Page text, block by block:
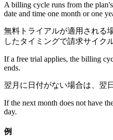
A billing cycle runs from the
date and time one month or one
無料トライアルが適用される
したタイミングで請求サイク
If a free trial applies, the billing
ends.
翌月に日付がない場合は、翌
If the next month does not have
day.
例